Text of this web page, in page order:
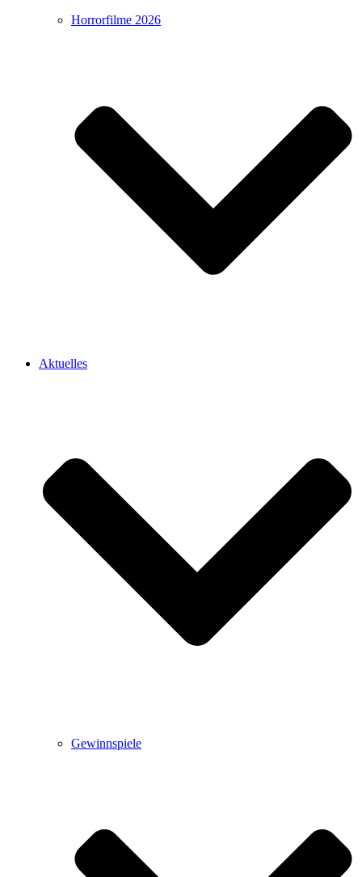
Horrorfilme 2026
Aktuelles
Gewinnspiele